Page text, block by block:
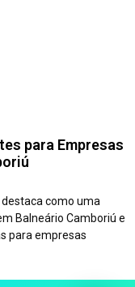
para Empresas
como uma
Balneário Camboriú e
para empresas